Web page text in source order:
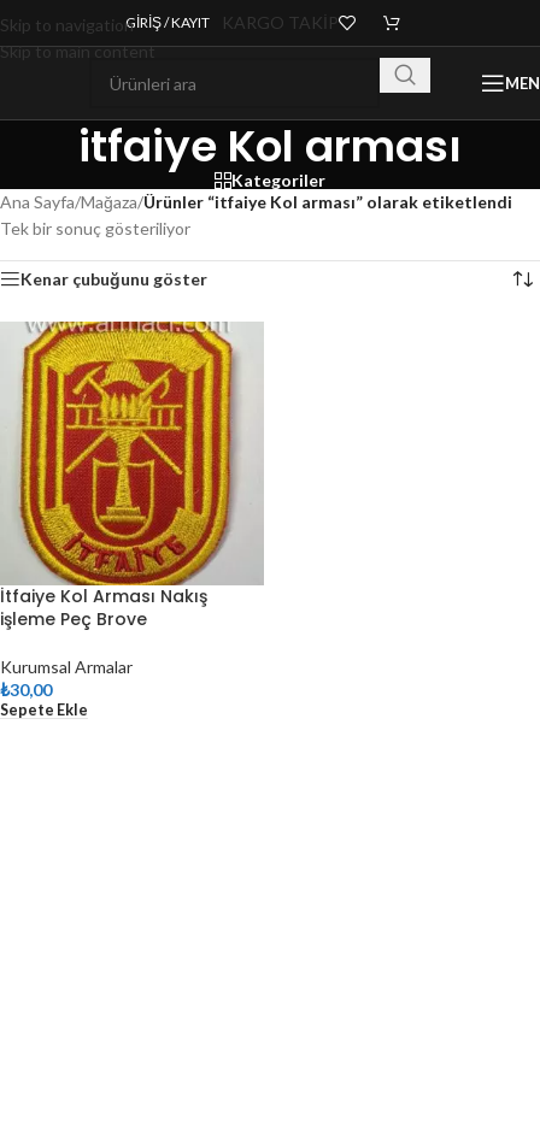
Skip to navigation
Skip to main content
GIRIŞ / KAYIT KARGO TAKİP
itfaiye Kol arması
Kategoriler
Ana Sayfa/Mağaza/Ürünler “itfaiye Kol arması” olarak etiketlendi
Tek bir sonuç gösteriliyor
Kenar çubuğunu göster
İtfaiye Kol Arması Nakış
işleme Peç Brove
Kurumsal Armalar
₺30,00
Sepete Ekle